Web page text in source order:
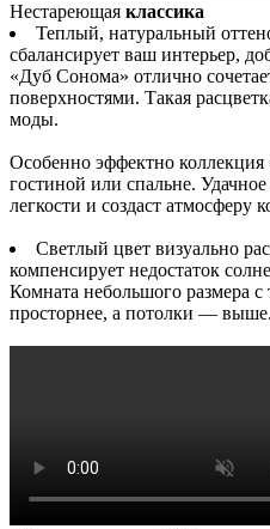
Нестареющая классика
Теплый, натуральный
сбалансирует ваш интерьер,
«Дуб Сонома» отлично
поверхностями. Такая
моды.
Особенно эффектно коллекция
гостиной или спальне.
легкости и создаст атмосферу
Светлый цвет визуально
компенсирует недостаток
Комната небольшого размера с
просторнее, а потолки — выше.